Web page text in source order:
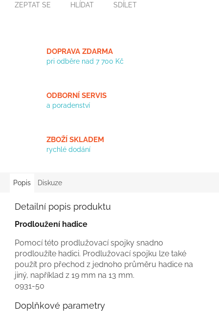
ZEPTAT SE HLÍDAT SDÍLET
DOPRAVA ZDARMA
pri odběre nad 7 700 Kč
ODBORNÍ SERVIS
a poradenství
ZBOŽÍ SKLADEM
rychlé dodání
Popis Diskuze
Detailní popis produktu
Prodloužení hadice
Pomocí této prodlužovací spojky snadno
prodloužíte hadici. Prodlužovací spojku lze také
použít pro přechod z jednoho průměru hadice na
jiný, například z 19 mm na 13 mm.
0931-50
Doplňkové parametry